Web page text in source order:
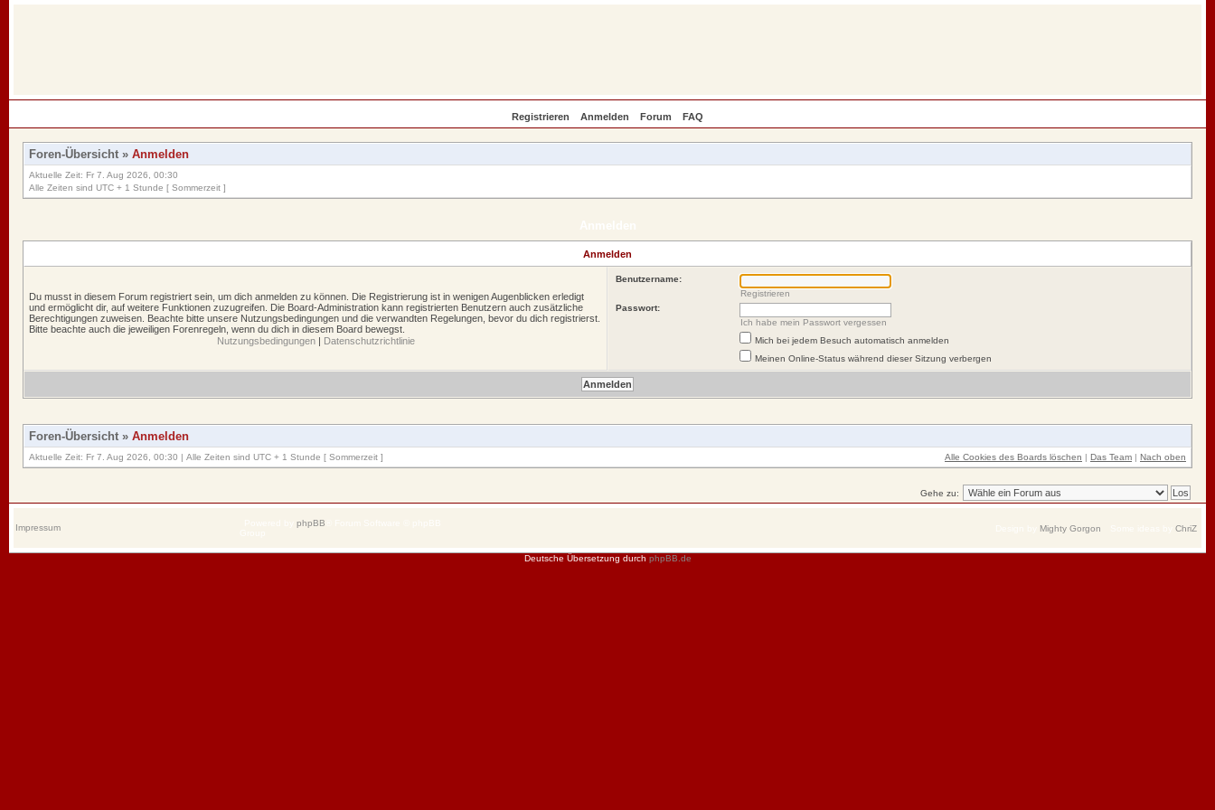
Registrieren Anmelden Forum FAQ
Foren-Übersicht » Anmelden
Aktuelle Zeit: Fr 7. Aug 2026, 00:30
Alle Zeiten sind UTC + 1 Stunde [ Sommerzeit ]
Anmelden
Du musst in diesem Forum registriert sein, um dich anmelden zu können. Die Registrierung ist in wenigen Augenblicken erledigt
und ermöglicht dir, auf weitere Funktionen zuzugreifen. Die Board-Administration kann registrierten Benutzern auch zusätzliche
Berechtigungen zuweisen. Beachte bitte unsere Nutzungsbedingungen und die verwandten Regelungen, bevor du dich registrierst.
Bitte beachte auch die jeweiligen Forenregeln, wenn du dich in diesem Board bewegst.
Nutzungsbedingungen| Datenschutzrichtlinie
Benutzername:
Registrieren
Passwort:
Ich habe mein Passwort vergessen
Mich bei jedem Besuch automatisch anmelden
Meinen Online-Status während dieser Sitzung verbergen
Foren-Übersicht » Anmelden
Aktuelle Zeit: Fr 7. Aug 2026, 00:30 | Alle Zeiten sind UTC + 1 Stunde [ Sommerzeit ] Alle Cookies des Boards löschen | Das Team | Nach oben
Gehe zu:
Impressum phpBB
Mighty Gorgon ChriZ
Deutsche Übersetzung durch phpBB.de